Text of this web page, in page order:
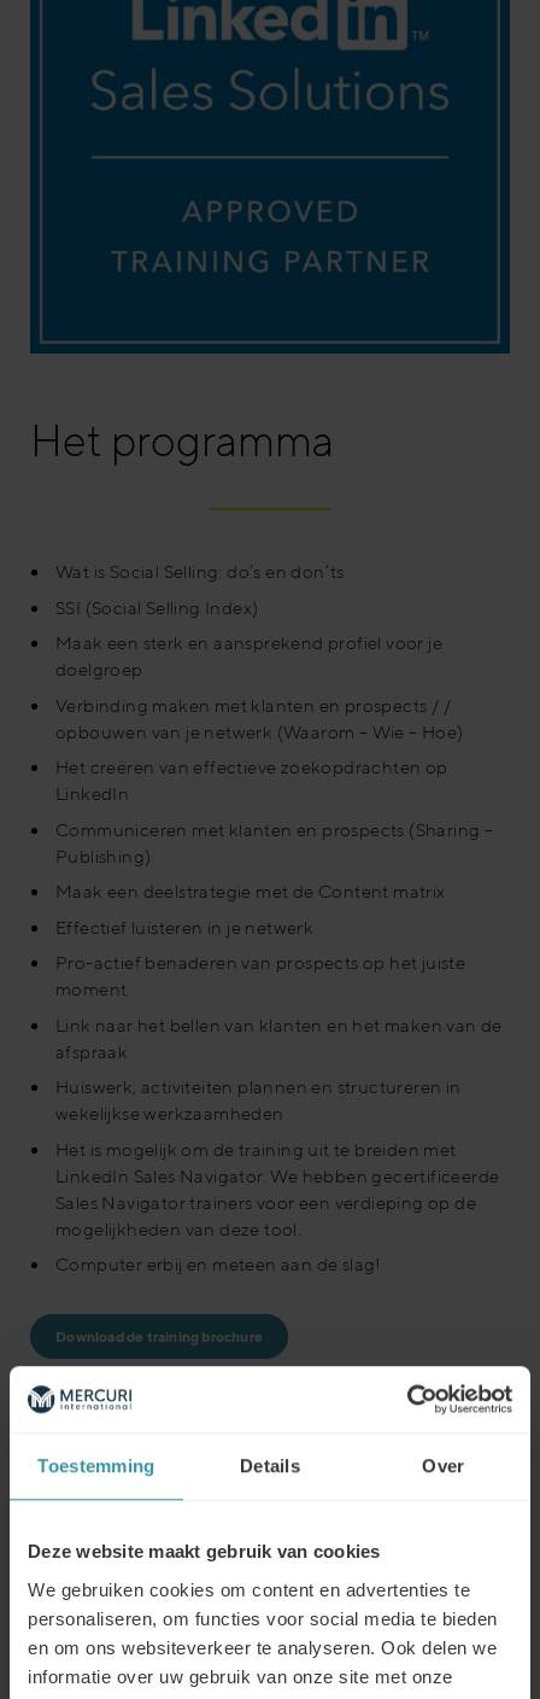
Toestemming Details Over
Deze website maakt gebruik van cookies
We gebruiken cookies om content en advertenties te
personaliseren, om functies voor social media te bieden
en om ons websiteverkeer te analyseren. Ook delen we
informatie over uw gebruik van onze site met onze
Het programma
Wat is Social Selling: do’s en don’ts
SSI (Social Selling Index)
Maak een sterk en aansprekend profiel voor je
doelgroep
Verbinding maken met klanten en prospects / /
opbouwen van je netwerk (Waarom – Wie – Hoe)
Het creëren van effectieve zoekopdrachten op
LinkedIn
Communiceren met klanten en prospects (Sharing –
Publishing)
Maak een deelstrategie met de Content matrix
Effectief luisteren in je netwerk
Pro-actief benaderen van prospects op het juiste
moment
Link naar het bellen van klanten en het maken van de
afspraak
Huiswerk; activiteiten plannen en structureren in
wekelijkse werkzaamheden
Het is mogelijk om de training uit te breiden met
LinkedIn Sales Navigator. We hebben gecertificeerde
Sales Navigator trainers voor een verdieping op de
mogelijkheden van deze tool.
Computer erbij en meteen aan de slag!
Download de training brochure
Incompany op maat voor jouw
en hierbij zijn veel mogelijkheden. Graag hebben we
persoonlijk contact om de mogelijkheden met jou te
verkennen.